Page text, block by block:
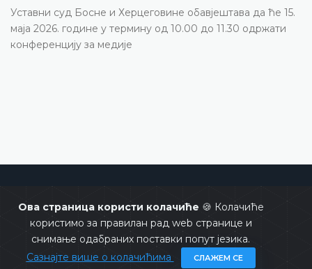
Ова страница користи колачиће 🍪 Колачиће
користимо за правилан рад web странице и
снимање одабраних поставки попут језика.
Сазнајте више о колачићима
СЛАЖЕМ СЕ
Уставни суд Босне и Херцеговине обавјештава да ће 15.
маја 2026. године у термину од 10.00 до 11.30 одржати
конференцију за медије
Copyrights @ 2026Уставни суд БиХСва права задржана.